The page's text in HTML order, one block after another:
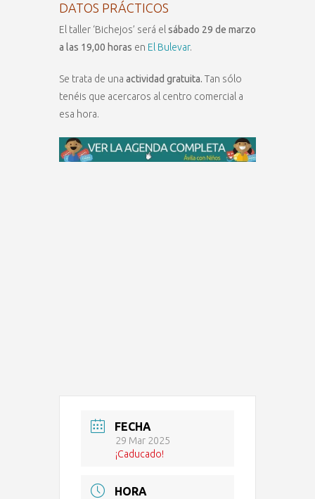
DATOS PRÁCTICOS
El taller ‘Bichejos’ será elsábado 29 de marzo
a las 19,00 horas en El Bulevar.
Se trata de una actividad gratuita. Tan sólo
tenéis que acercaros al centro comercial a
esa hora.
FECHA
29 Mar 2025
¡Caducado!
HORA